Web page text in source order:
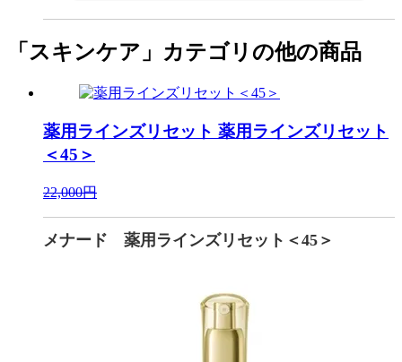
「スキンケア」カテゴリの他の商品
薬用ラインズリセット 薬用ラインズリセット
＜45＞
22,000円
メナード 薬用ラインズリセット＜45＞